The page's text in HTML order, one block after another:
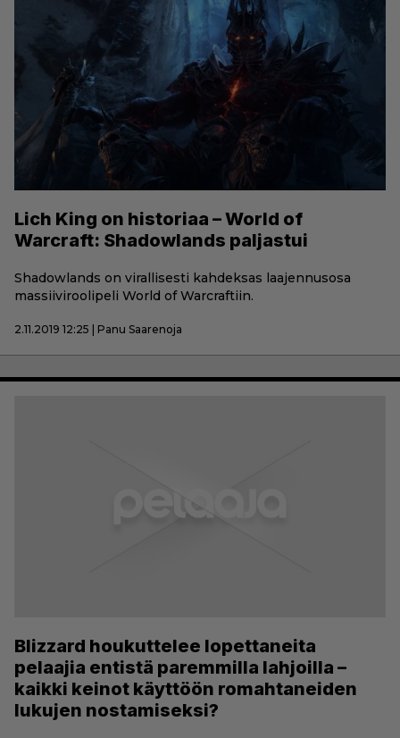
Lich King on historiaa – World of
Warcraft: Shadowlands paljastui
Shadowlands on virallisesti kahdeksas laajennusosa
massiiviroolipeli World of Warcraftiin.
2.11.2019 12:25 | Panu Saarenoja
Blizzard houkuttelee lopettaneita
pelaajia entistä paremmilla lahjoilla –
kaikki keinot käyttöön romahtaneiden
lukujen nostamiseksi?